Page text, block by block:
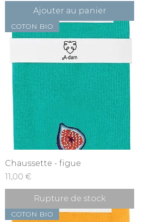
Ajouter au panier
COTON BIO
Chaussette - figue
Prix
11,00 €
Rupture de stock
COTON BIO